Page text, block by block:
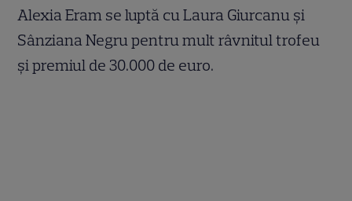
Alexia Eram se luptă cu Laura Giurcanu și
Sânziana Negru pentru mult râvnitul trofeu
și premiul de 30.000 de euro.